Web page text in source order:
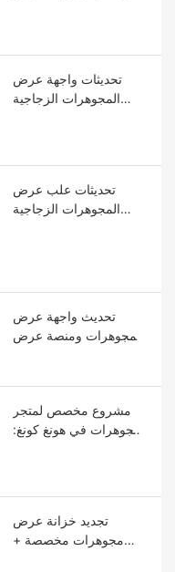
تحديثات واجهة عرض
المجوهرات الزجاجية
تحديثات علب عرض
المجوهرات الزجاجية
تحديث واجهة عرض
المجوهرات ومنصة عرض
مشروع مخصص لمتجر
مجوهرات في هونغ كونغ:
تجديد خزانة عرض
مجوهرات مخصصة +